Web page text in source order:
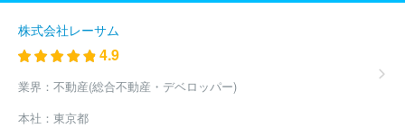
立ソリューションズ・クリエイト
ト株式会社
株式会社日本総合研究所
株式会社システムリサーチ
株式会社レーサム
4.9
業界： 不動産(総合不動産・デベロッパー)
本社： 東京都